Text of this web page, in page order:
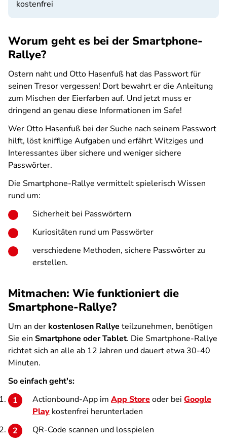
kostenfrei
Worum geht es bei der Smartphone-
Rallye?
Ostern naht und Otto Hasenfuß hat das Passwort für
seinen Tresor vergessen! Dort bewahrt er die Anleitung
zum Mischen der Eierfarben auf. Und jetzt muss er
dringend an genau diese Informationen im Safe!
Wer Otto Hasenfuß bei der Suche nach seinem Passwort
hilft, löst knifflige Aufgaben und erfährt Witziges und
Interessantes über sichere und weniger sichere
Passwörter.
Die Smartphone-Rallye vermittelt spielerisch Wissen
rund um:
Sicherheit bei Passwörtern
Kuriositäten rund um Passwörter
verschiedene Methoden, sichere Passwörter zu
erstellen.
Mitmachen: Wie funktioniert die
Smartphone-Rallye?
Um an der kostenlosen Rallye teilzunehmen, benötigen
Sie ein Smartphone oder Tablet. Die Smartphone-Rallye
richtet sich an alle ab 12 Jahren und dauert etwa 30-40
Minuten.
So einfach geht's:
Actionbound-App im App Storeoder bei Google
Play kostenfrei herunterladen
QR-Code scannen und losspielen